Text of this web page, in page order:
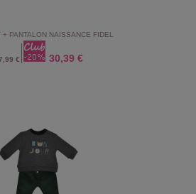
+ PANTALON NAISSANCE FIDEL
€ 30,39 €